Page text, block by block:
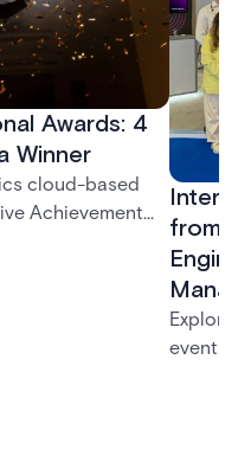
Awards: 4
Winner
cloud-based
Achievement
from
event